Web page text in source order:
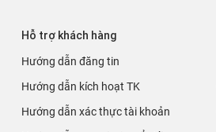
Hỗ trợ khách hàng
Hướng dẫn đăng tin
Hướng dẫn kích hoạt TK
Hướng dẫn xác thực tài khoản